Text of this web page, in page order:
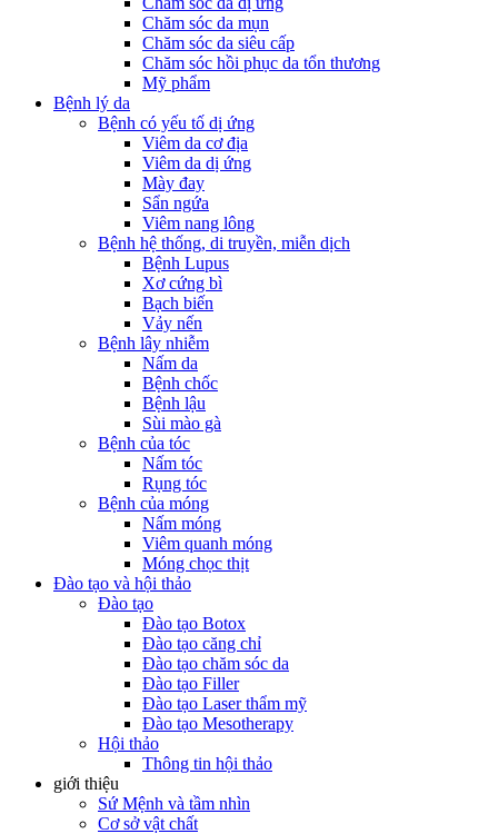
Chăm sóc da mụn
Chăm sóc da siêu cấp
Chăm sóc hồi phục da tổn thương
Mỹ phẩm
Bệnh lý da
Bệnh có yếu tố dị ứng
Viêm da cơ địa
Viêm da dị ứng
Mày đay
Sẩn ngứa
Viêm nang lông
Bệnh hệ thống, di truyền, miễn dịch
Bệnh Lupus
Xơ cứng bì
Bạch biến
Vảy nến
Bệnh lây nhiễm
Nấm da
Bệnh chốc
Bệnh lậu
Sùi mào gà
Bệnh của tóc
Nấm tóc
Rụng tóc
Bệnh của móng
Nấm móng
Viêm quanh móng
Móng chọc thịt
Đào tạo và hội thảo
Đào tạo
Đào tạo Botox
Đào tạo căng chỉ
Đào tạo chăm sóc da
Đào tạo Filler
Đào tạo Laser thẩm mỹ
Đào tạo Mesotherapy
Hội thảo
Thông tin hội thảo
giới thiệu
Sứ Mệnh và tầm nhìn
Cơ sở vật chất